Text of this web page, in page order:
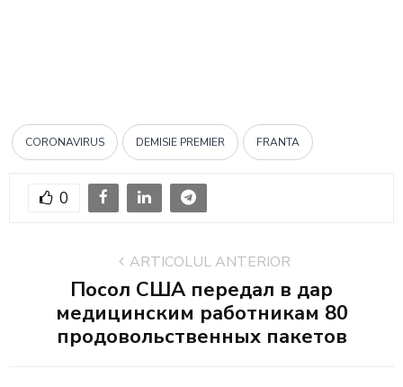
CORONAVIRUS DEMISIE PREMIER FRANTA
0
ARTICOLUL ANTERIOR
Посол США передал в дар
медицинским работникам 80
продовольственных пакетов